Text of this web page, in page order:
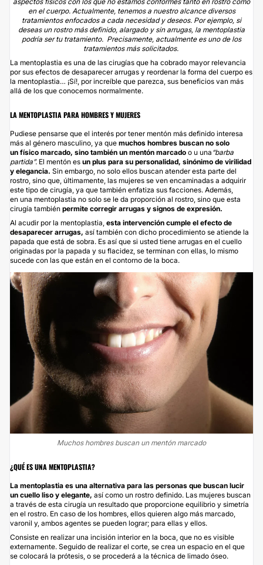
en el cuerpo. Actualmente, tenemos a nuestro alcance diversos
tratamientos enfocados a cada necesidad y deseos. Por ejemplo, si
deseas un rostro más definido, alargado y sin arrugas, la mentoplastia
podría ser tu tratamiento. Precisamente, actualmente es uno de los
tratamientos más solicitados.
La mentoplastia es una de las cirugías que ha cobrado mayor relevancia
por sus efectos de desaparecer arrugas y reordenar la forma del cuerpo es
la mentoplastia… ¡Sí!, por increíble que parezca, sus beneficios van más
allá de los que conocemos normalmente.
LA MENTOPLASTIA PARA HOMBRES Y MUJERES
Pudiese pensarse que el interés por tener mentón más definido interesa
más al género masculino, ya que muchos hombres buscan no solo
un físico marcado, sino también un mentón marcado o u una “barba
partida”. El mentón es un plus para su personalidad, sinónimo de virilidad
y elegancia. Sin embargo, no solo ellos buscan atender esta parte del
rostro, sino que, últimamente, las mujeres se ven encaminadas a adquirir
este tipo de cirugía, ya que también enfatiza sus facciones. Además,
en una mentoplastia no solo se le da proporción al rostro, sino que esta
cirugía también permite corregir arrugas y signos de expresión.
Al acudir por la mentoplastia, esta intervención cumple el efecto de
desaparecer arrugas, así también con dicho procedimiento se atiende la
papada que está de sobra. Es así que si usted tiene arrugas en el cuello
originadas por la papada y su flacidez, se terminan con ellas, lo mismo
sucede con las que están en el contorno de la boca.
Muchos hombres buscan un mentón marcado
¿QUÉ ES UNA MENTOPLASTIA?
La mentoplastia es una alternativa para las personas que buscan lucir
un cuello liso y elegante, así como un rostro definido. Las mujeres buscan
a través de esta cirugía un resultado que proporcione equilibrio y simetría
en el rostro. En caso de los hombres, ellos quieren algo más marcado,
varonil y, ambos agentes se pueden lograr; para ellas y ellos.
Consiste en realizar una incisión interior en la boca, que no es visible
externamente. Seguido de realizar el corte, se crea un espacio en el que
se colocará la prótesis, o se procederá a la técnica de limado óseo.